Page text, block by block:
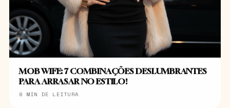
MOB WIFE: 7 COMBINAÇÕES DESLUMBRANTES
PARA ARRASAR NO ESTILO!
8 MIN DE LEITURA